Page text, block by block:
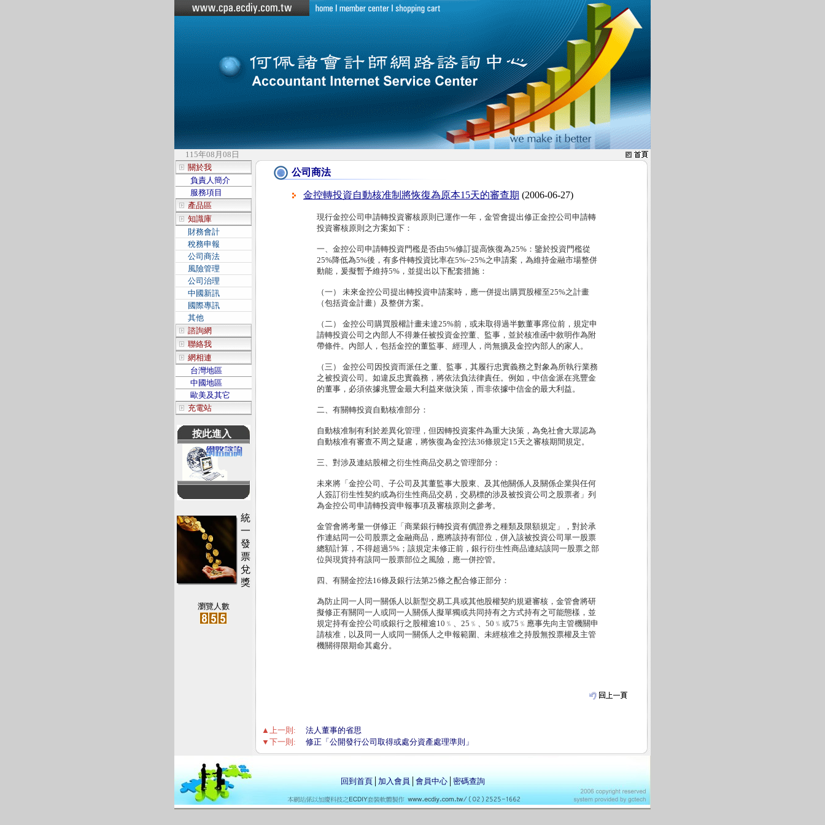
115年08月08日
關於我
負責人簡介
服務項目
產品區
知識庫
財務會計
稅務申報
公司商法
風險管理
公司治理
中國新訊
國際專訊
其他
諮詢網
聯絡我
網相連
台灣地區
中國地區
歐美及其它
充電站
按此進入
統
一
發
票
兌
獎
瀏覽人數
公司商法
金控轉投資自動核准制將恢復為原本15天的審查期 (2006-06-27)
現行金控公司申請轉投資審核原則已運作一年，金管會提出修正金控公司申請轉
投資審核原則之方案如下：
一、金控公司申請轉投資門檻是否由5%修訂提高恢復為25%：鑒於投資門檻從
25%降低為5%後，有多件轉投資比率在5%~25%之申請案，為維持金融市場整併
動能，爰擬暫予維持5%，並提出以下配套措施：
（一） 未來金控公司提出轉投資申請案時，應一併提出購買股權至25%之計畫
（包括資金計畫）及整併方案。
（二） 金控公司購買股權計畫未達25%前，或未取得過半數董事席位前，規定申
請轉投資公司之內部人不得兼任被投資金控董、監事，並於核准函中敘明作為附
帶條件。內部人，包括金控的董監事、經理人，尚無擴及金控內部人的家人。
（三） 金控公司因投資而派任之董、監事，其履行忠實義務之對象為所執行業務
之被投資公司。如違反忠實義務，將依法負法律責任。例如，中信金派在兆豐金
的董事，必須依據兆豐金最大利益來做決策，而非依據中信金的最大利益。
二、有關轉投資自動核准部分：
自動核准制有利於差異化管理，但因轉投資案件為重大決策，為免社會大眾認為
自動核准有審查不周之疑慮，將恢復為金控法36條規定15天之審核期間規定。
三、對涉及連結股權之衍生性商品交易之管理部分：
未來將「金控公司、子公司及其董監事大股東、及其他關係人及關係企業與任何
人簽訂衍生性契約或為衍生性商品交易，交易標的涉及被投資公司之股票者」列
為金控公司申請轉投資申報事項及審核原則之參考。
金管會將考量一併修正「商業銀行轉投資有價證券之種類及限額規定」，對於承
作連結同一公司股票之金融商品，應將該持有部位，併入該被投資公司單一股票
總額計算，不得超過5%；該規定未修正前，銀行衍生性商品連結該同一股票之部
位與現貨持有該同一股票部位之風險，應一併控管。
四、有關金控法16條及銀行法第25條之配合修正部分：
為防止同一人同一關係人以新型交易工具或其他股權契約規避審核，金管會將研
擬修正有關同一人或同一人關係人擬單獨或共同持有之方式持有之可能態樣，並
規定持有金控公司或銀行之股權逾10﹪、25﹪、50﹪或75﹪應事先向主管機關申
請核准，以及同一人或同一關係人之申報範圍、未經核准之持股無投票權及主管
機關得限期命其處分。
▲上一則:
法人董事的省思
▼下一則:
修正「公開發行公司取得或處分資產處理準則」
回到首頁│ 加入會員 會員中心│ 密碼查詢